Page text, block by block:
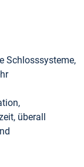
Schlosssysteme,
überall